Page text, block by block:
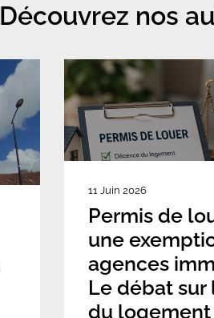
Découvrez nos
11 Juin 2026
Permis de
une
agences
Le débat
du